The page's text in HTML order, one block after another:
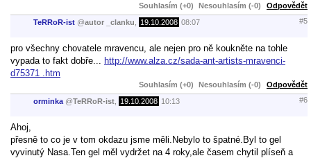
Souhlasím (+0) Nesouhlasím (-0) Odpovědět
TeRRoR-ist @autor _clanku 19.10.2008 08:07 #5
pro všechny chovatele mravencu, ale nejen pro ně koukněte na tohle
vypada to fakt dobře... http://www.alza.cz/sada-ant-artists-mravenci-
d75371 .htm
Souhlasím (+0) Nesouhlasím (-0) Odpovědět
orminka @TeRRoR-ist 19.10.2008 10:13 #6
Ahoj,
přesně to co je v tom okdazu jsme měli.Nebylo to špatné.Byl to gel
vyvinutý Nasa.Ten gel měl vydržet na 4 roky,ale časem chytil plíseň a